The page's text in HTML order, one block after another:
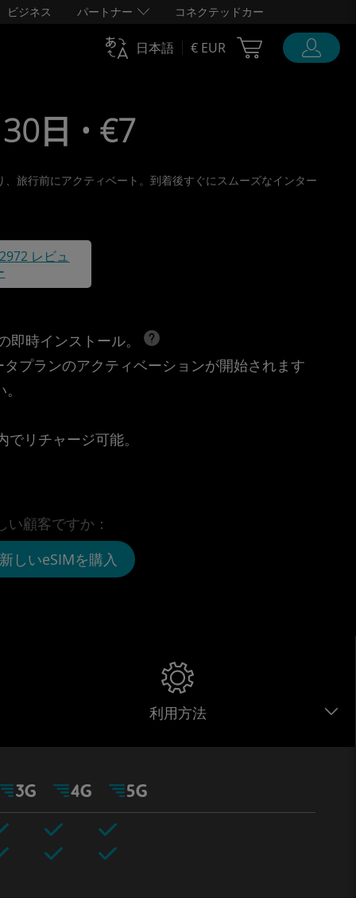
ビジネス パートナー コネクテッドカー
日本語 € EUR Cart Ubigi
日 • €7
旅行前にアクティベート。到着後すぐにスムーズなインター
レビュ
即時インストール。
プランのアクティベーションが開始されます
リチャージ可能。
い顧客ですか：
しいeSIMを購入
利用方法